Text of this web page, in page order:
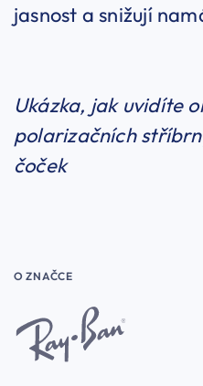
jasnost a snižují
Ukázka, jak uvidíte
polarizačních
čoček
O ZNAČCE